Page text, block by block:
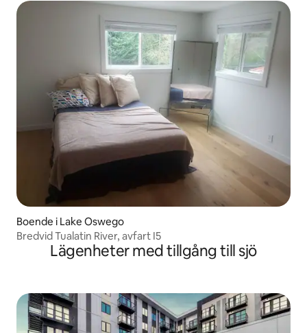
Boende i Lake Oswego
Bredvid Tualatin River, avfart I5
Lägenheter med tillgång till sjö